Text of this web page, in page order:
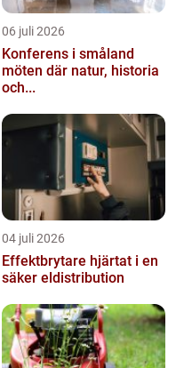
06 juli 2026
Konferens i småland
möten där natur, historia
och...
04 juli 2026
Effektbrytare hjärtat i en
säker eldistribution